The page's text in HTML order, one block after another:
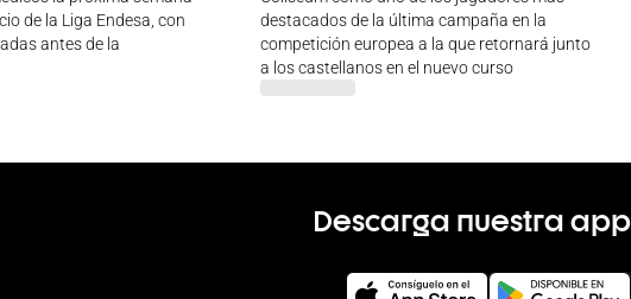
de la Liga Endesa, con
antes de la
destacados de la última campaña en la
competición europea a la que retornará junto
a los castellanos en el nuevo curso
Descarga nuestra app